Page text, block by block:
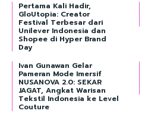
Pertama Kali Hadir,
GloUtopia: Creator
Festival Terbesar dari
Unilever Indonesia dan
Shopee di Hyper Brand
Day
Ivan Gunawan Gelar
Pameran Mode Imersif
NUSANOVA 2.0: SEKAR
JAGAT, Angkat Warisan
Tekstil Indonesia ke Level
Couture